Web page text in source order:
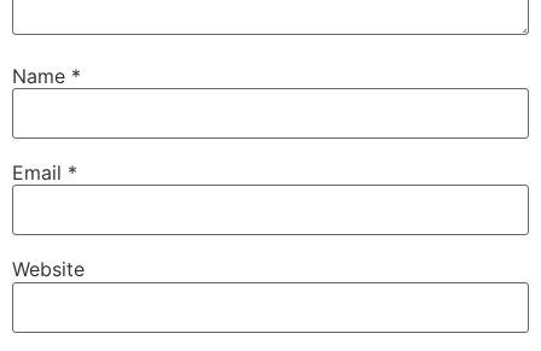
Name *
Email *
Website